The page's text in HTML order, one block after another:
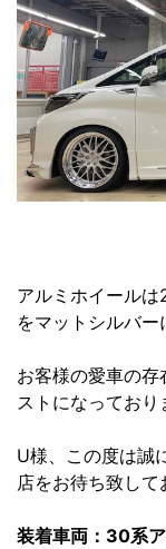
アルミホイール
をマットシルバー
お客様の愛車の
ストになっており
U様、この度は誠
店をお待ち致し
装着車両：30系